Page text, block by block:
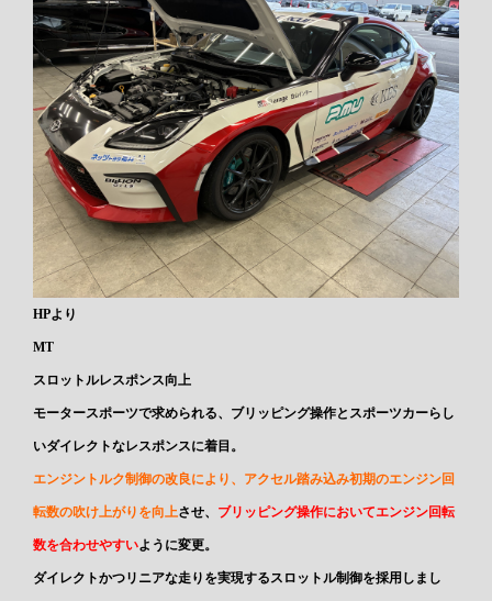
HPより
MT
スロットルレスポンス向上
モータースポーツで求められる、ブリッピング操作とスポーツカーらし
いダイレクトなレスポンスに着目。
エンジントルク制御の改良により、アクセル踏み込み初期のエンジン回
転数の吹け上がりを向上させ、 ブリッピング操作においてエンジン回転
数を合わせやすいように変更。
ダイレクトかつリニアな走りを実現するスロットル制御を採用しまし